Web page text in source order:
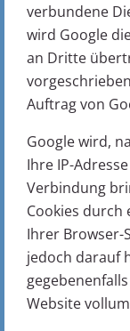
verbundene
wird Google
an Dritte
Auftrag von
Google wird,
Ihre IP-
Verbindung
Cookies durch
Ihrer Browser-
jedoch darauf
Website